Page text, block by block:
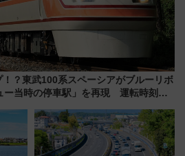
？東武100系スペーシアがブルーリボ
ー当時の停車駅」を再現 運転時刻や